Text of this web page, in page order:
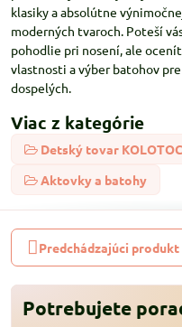
klasiky a absolútne
moderných tvaroch. Poteší
pohodlie pri nosení, ale
vlastnosti a výber batohov
dospelých.
Viac z kategórie
Detský tovar
Aktovky a batohy
Predchádzajúci produkt
Potrebujete